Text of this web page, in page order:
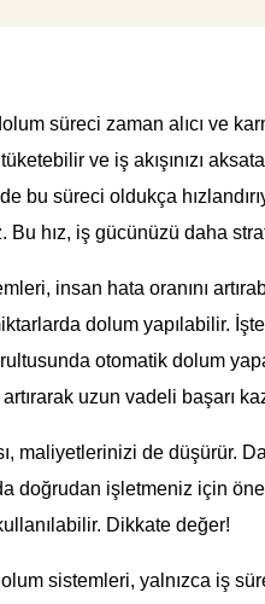
süreci zaman alıcı ve
ve iş akışınızı
bu süreci oldukça
Bu hız, iş gücünüzü daha
insan hata oranını
dolum yapılabilir.
otomatik dolum
uzun vadeli başarı
maliyetlerinizi de düşürür.
da doğrudan işletmeniz için
Dikkate değer!
sistemleri, yalnızca iş